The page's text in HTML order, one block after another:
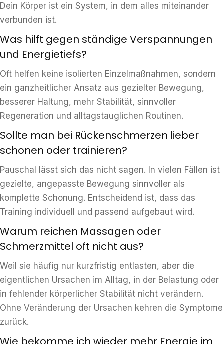
Dein Körper ist ein System, in dem alles miteinander
verbunden ist.
Was hilft gegen ständige Verspannungen
und Energietiefs?
Oft helfen keine isolierten Einzelmaßnahmen, sondern
ein ganzheitlicher Ansatz aus gezielter Bewegung,
besserer Haltung, mehr Stabilität, sinnvoller
Regeneration und alltagstauglichen Routinen.
Sollte man bei Rückenschmerzen lieber
schonen oder trainieren?
Pauschal lässt sich das nicht sagen. In vielen Fällen ist
gezielte, angepasste Bewegung sinnvoller als
komplette Schonung. Entscheidend ist, dass das
Training individuell und passend aufgebaut wird.
Warum reichen Massagen oder
Schmerzmittel oft nicht aus?
Weil sie häufig nur kurzfristig entlasten, aber die
eigentlichen Ursachen im Alltag, in der Belastung oder
in fehlender körperlicher Stabilität nicht verändern.
Ohne Veränderung der Ursachen kehren die Symptome
zurück.